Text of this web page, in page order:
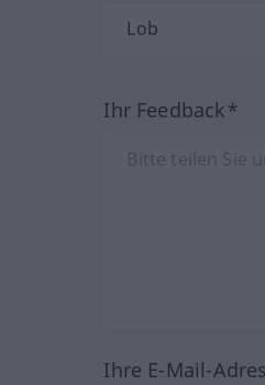
Ihr Feedback*
Ihre E-Mail-